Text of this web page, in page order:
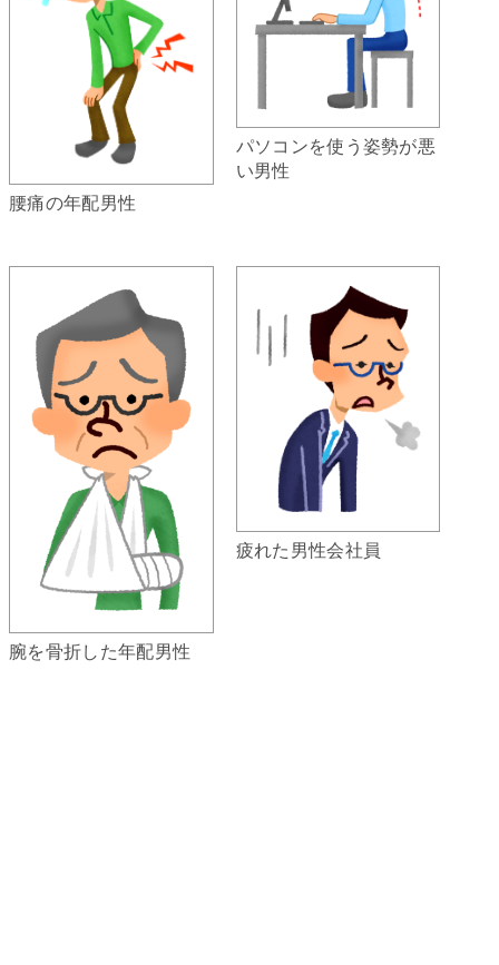
腰痛の年配男性
パソコンを使う姿勢が悪
い男性
腕を骨折した年配男性
疲れた男性会社員